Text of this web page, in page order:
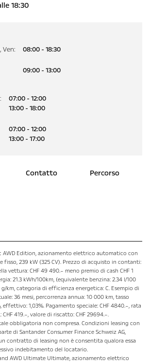
18:30
, Ven: 08:00 - 18:30
09:00 - 13:00
:
07:00 - 12:00
13:00 - 18:00
07:00 - 12:00
13:00 - 17:00
Contatto Percorso
AWD Edition, azionamento elettrico automatico con
fisso, 239 kW (325 CV). Prezzo di acquisto in contanti:
vettura: CHF 49 490.– meno premio di cash CHF 1
21.3 kWh/100km, (equivalente benzina: 2.34 l/100
g/km, categoria di efficienza energetica: C. Esempio di
36 mesi, percorrenza annua: 10 000 km, tasso
1,03%. Pagamento speciale: CHF 4840.–, rata
CHF 419.–, valore di riscatto: CHF 29694.–.
obbligatoria non compresa. Condizioni leasing con
di Santander Consumer Finance Schweiz AG,
contratto di leasing non è consentita qualora essa
indebitamento del locatario.
AWD Ultimate Ultimate, azionamento elettrico